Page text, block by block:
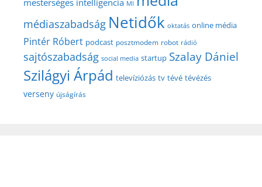
mesterséges intelligencia MI
médiaszabadság Netidők oktatás online média
Pintér Róbert podcast posztmodem robot rádió
sajtószabadság social media startup Szalay Dániel
Szilágyi Árpád televíziózás tv tévé tévézés
verseny újságírás